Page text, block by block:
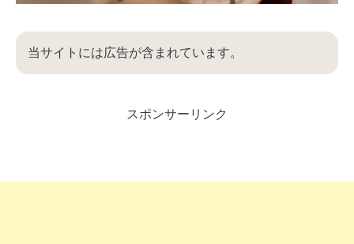
当サイトには広告が含まれています。
スポンサーリンク